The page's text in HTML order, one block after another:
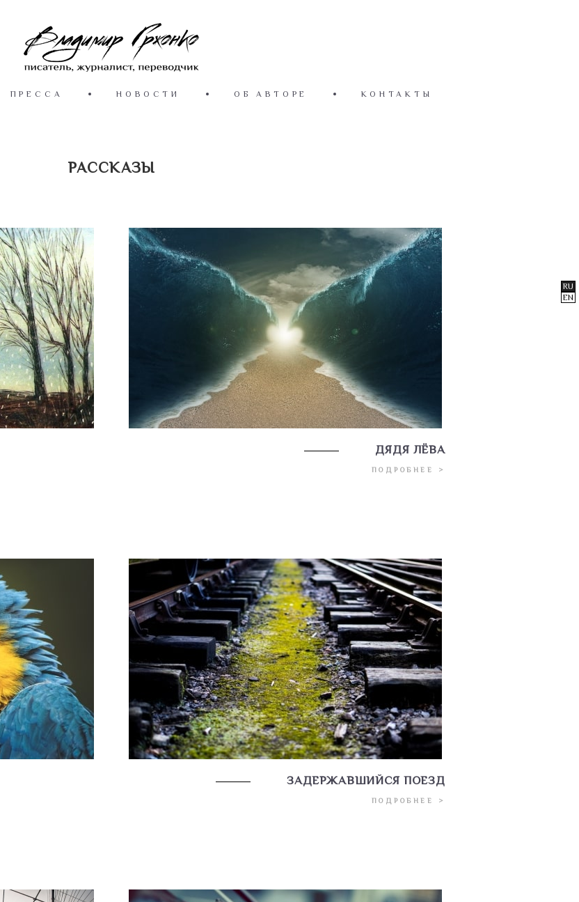
ПРЕССА НОВОСТИ ОБ АВТОРЕ КОНТАКТЫ
РАССКАЗЫ
ДЯДЯ ЛЁВА
ПОДРОБНЕЕ >
ЗАДЕРЖАВШИЙСЯ ПОЕЗД
ПОДРОБНЕЕ >
RU
EN